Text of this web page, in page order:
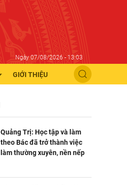
Ngày 07/08/2026 - 13:03
GIỚI THIỆU
Quảng Trị: Học tập và làm
theo Bác đã trở thành việc
làm thường xuyên, nền nếp